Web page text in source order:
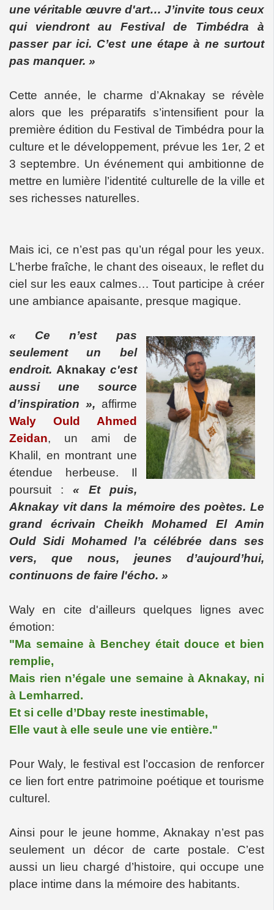
une véritable œuvre d'art… J’invite tous ceux
qui viendront au Festival de Timbédra à
passer par ici. C’est une étape à ne surtout
pas manquer. »
Cette année, le charme d’Aknakay se révèle
alors que les préparatifs s’intensifient pour la
première édition du Festival de Timbédra pour la
culture et le développement, prévue les 1er, 2 et
3 septembre. Un événement qui ambitionne de
mettre en lumière l’identité culturelle de la ville et
ses richesses naturelles.
Mais ici, ce n’est pas qu’un régal pour les yeux.
L’herbe fraîche, le chant des oiseaux, le reflet du
ciel sur les eaux calmes… Tout participe à créer
une ambiance apaisante, presque magique.
« Ce n’est pas
seulement un bel
endroit. Aknakay c'est
aussi une source
d’inspiration », affirme
Waly Ould Ahmed
Zeidan, un ami de
Khalil, en montrant une
étendue herbeuse. Il
poursuit : « Et puis,
Aknakay vit dans la mémoire des poètes. Le
grand écrivain Cheikh Mohamed El Amin
Ould Sidi Mohamed l’a célébrée dans ses
vers, que nous, jeunes d’aujourd’hui,
continuons de faire l'écho. »
Waly en cite d'ailleurs quelques lignes avec
émotion:
"Ma semaine à Benchey était douce et bien
remplie,
Mais rien n’égale une semaine à Aknakay, ni
à Lemharred.
Et si celle d’Dbay reste inestimable,
Elle vaut à elle seule une vie entière."
Pour Waly, le festival est l’occasion de renforcer
ce lien fort entre patrimoine poétique et tourisme
culturel.
Ainsi pour le jeune homme, Aknakay n’est pas
seulement un décor de carte postale. C’est
aussi un lieu chargé d’histoire, qui occupe une
place intime dans la mémoire des habitants.